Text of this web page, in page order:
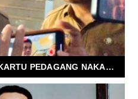
TAK INDAHKAN ATURAN KARTU PEDAGANG NAKAL DICABUT, WALIKOTA : BUKAN WARGA KOTA AMBON DIBIAYAI DAN KELUAR DARI KOTA INI